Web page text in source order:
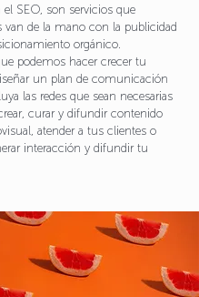
SEO, son servicios que
van de la mano con la publicidad
orgánico.
podemos hacer crecer tu
un plan de comunicación
las redes que sean necesarias
curar y difundir contenido
atender a tus clientes o
interacción y difundir tu